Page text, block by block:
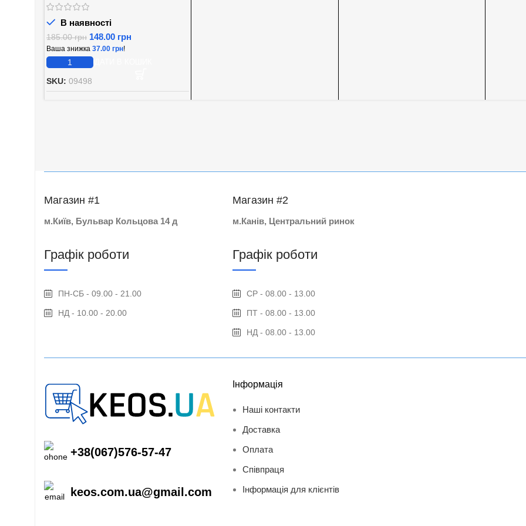
В наявності
185.00грн 148.00 грн
Ваша знижка 37.00 грн!
SKU: 09498
Магазин #1
м.Київ, Бульвар Кольцова 14 д
Графік роботи
ПН-СБ - 09.00 - 21.00
НД - 10.00 - 20.00
Магазин #2
м.Канів, Центральний ринок
Графік роботи
СР - 08.00 - 13.00
ПТ - 08.00 - 13.00
НД - 08.00 - 13.00
+38(067)576-57-47
keos.com.ua@gmail.com
Інформація
Наші контакти
Доставка
Оплата
Співпраця
Інформація для клієнтів